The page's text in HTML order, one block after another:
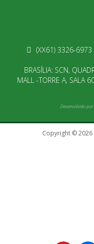
(XX61) 3326-6973
BRASÍLIA: SCN,
MALL -TORRE A, SALA
Desenvolvido por
Copyright ©